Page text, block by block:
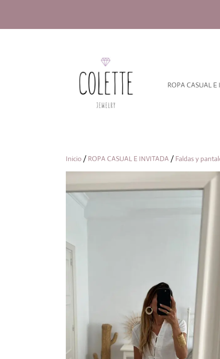
ROPA CASUAL E
Inicio / ROPA CASUAL E INVITADA / Faldas y